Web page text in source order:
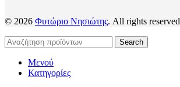
© 2026 Φυτώριο Νησιώτης. All rights reserved
Search
Μενού
Κατηγορίες